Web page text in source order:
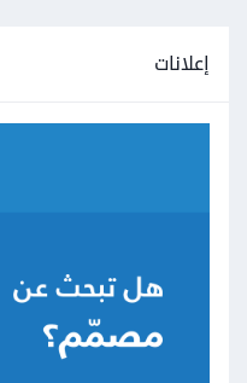
إعلانات